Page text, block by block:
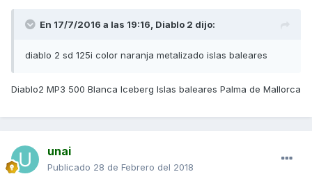
En 17/7/2016 a las 19:16, Diablo 2 dijo:
diablo 2 sd 125i color naranja metalizado islas baleares
Diablo2 MP3 500 Blanca Iceberg Islas baleares Palma de Mallorca
unai
Publicado 28 de Febrero del 2018